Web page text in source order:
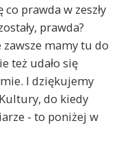
prawda w zeszły
prawda?
mamy tu do
też udało się
I dziękujemy
do kiedy
- to poniżej w